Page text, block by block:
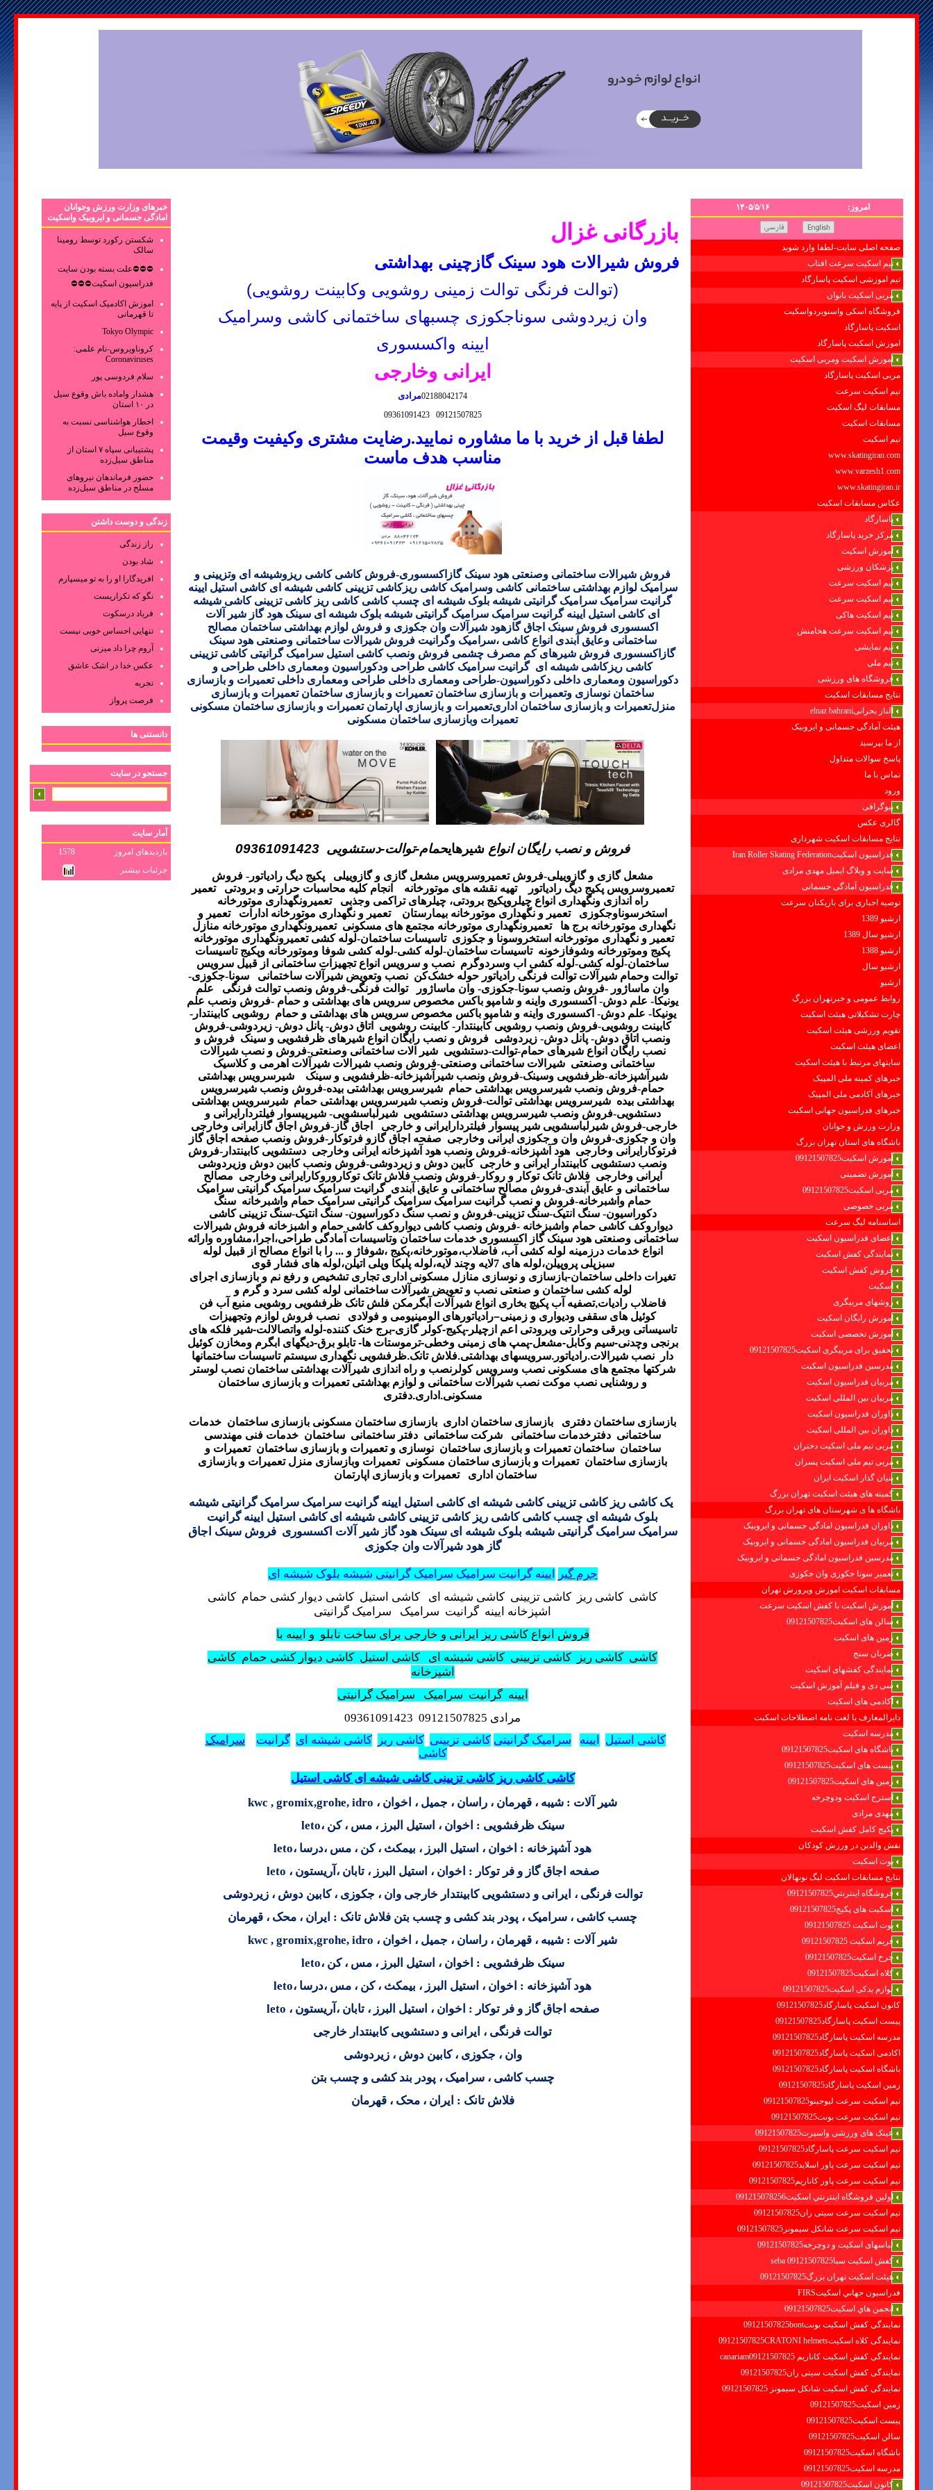
امروز: ۱۴۰۵/۵/۱۶
صفحه اصلی سایت-لطفا وارد شوید
تیم اسکیت سرعت افتاب
تیم اموزشی اسکیت پاسارگاد
مربی اسکیت بانوان
فروشگاه اسکی واسنوبردواسکیت
اسکیت پاسارگاد
اموزش اسکیت پاسارگاد
اموزش اسکیت ومربی اسکیت
مربی اسکیت پاسارگاد
تیم اسکیت سرعت
مسابقات لیگ اسکیت
مسابقات اسکیت
تیم اسکیت
www.skatingiran.com
www.varzesh1.com
www.skatingiran.ir
عکاس مسابقات اسکیت
پاسارگاد
مرکز خرید پاسارگاد
آموزش اسکیت
پزشکان ورزشی
تیم اسکیت سرعت
تیم اسکیت سرعت
تیم اسکیت هاکی
تیم اسکیت سرعت هخامنش
تیم نمایشی
تیم ملی
فروشگاه های ورزشی
نتایج مسابقات اسکیت
الناز بحرانیelnaz bahrani
هیئت آمادگی جسمانی و ایروبیک
از ما بپرسید
پاسخ سوالات متداول
تماس با ما
ورود
بیوگرافی
گالری عکس
نتایج مسابقات اسکیت شهرداری
فدراسیون اسکیتIran Roller Skating Federation
سایت و وبلاگ ایمیل مهدی مرادی
فدراسیون آمادگی جسمانی
توصیه اجباری برای بازیکنان سرعت
ارشیو 1389
ارشیو سال 1389
ارشیو 1388
ارشیو سال
ارشیو
روابط عمومی و خبرتهران بزرگ
چارت تشکیلاتی هیئت اسکیت
تقویم ورزشی هیئت اسکیت
اعضای هیئت اسکیت
سایتهای مرتبط با هیئت اسکیت
خبرهای کمیته ملی المپیک
خبرهای آکادمی ملی المپیک
خبرهای فدراسیون جهانی اسکیت
وزارت ورزش و جوانان
باشگاه های استان تهران بزرگ
آموزش اسکیت09121507825
آموزش تضمینی
مربی اسکیت09121507825
مربی خصوصی
اساسنامه لیگ سرعت
اعضای فدراسیون اسکیت
نمایندگی کفش اسکیت
فروش کفش اسکیت
اسکیت
روشهای مربیگری
اموزش رایگان اسکیت
آموزش تخصصی اسکیت
تحقیق برای مربیگری اسکیت09121507825
مدرسین فدراسیون اسکیت
مربیان فدراسیون اسکیت
مربیان بین المللی اسکیت
داوران فدراسیون اسکیت
داوران بین المللی اسکیت
مربی تیم ملی اسکیت دختران
مربی تیم ملی اسکیت پسران
بنیان گذار اسکیت ایران
کمیته های هیئت اسکیت تهران بزرگ
باشگاه ها ی شهرستان های تهران بزرگ
داوران فدراسیون امادگی جسمانی و ایروبیک
مربیان فدراسیون امادگی جسمانی و ایروبیک
مدرسین فدراسیون امادگی جسمانی و ایروبیک
تعمیر سونا جکوزی وان جکوزی
مسابقات اسکیت اموزش وپرورش تهران
آموزش اسکیت با کفش اسکیت سرعت
سالن های اسکیت09121507825
زمین های اسکیت
ضربان سنج
نمایندگی کفشهای اسکیت
سی دی و فیلم آموزش اسکیت
آکادمی های اسکیت
دایرالمعارف یا لغت نامه اصطلاحات اسکیت
مدرسه اسکیت
باشگاه های اسکیت09121507825
پیست های اسکیت09121507825
زمین های اسکیت09121507825
استرج اسکیت ودوچرخه
مهدی مرادی
پکیج کامل کفش اسکیت
نقش والدین در ورزش کودکان
بوت اسکیت
نتایج مسابقات اسکیت لیگ نونهالان
فروشگاه اينترنتي09121507825
اسکیت های پکیج09121507825
بوت اسکیت 09121507825
فریم اسکیت 09121507825
چرخ اسکیت09121507825
کلاه اسکیت09121507825
لوازم یدکی اسکیت09121507825
کانون اسکیت پاسارگاد09121507825
پیست اسکیت پاسارگاد09121507825
مدرسه اسکیت پاسارگاد09121507825
اکادمی اسکیت پاسارگاد09121507825
باشگاه اسکیت پاسارگاد09121507825
زمین اسکیت پاسارگاد09121507825
تیم اسکیت سرعت لیوجینو09121507825
تیم اسکیت سرعت بونت09121507825
عینک های ورزشی واسپرت09121507825
تیم اسکیت سرعت پاسارگاد09121507825
تیم اسکیت سرعت پاور اسلاید09121507825
تیم اسکیت سرعت پاور کاناریم09121507825
اولين فروشگاه اينترنتي اسكيت091215078256
تیم اسکیت سرعت سیتی ران09121507825
تیم اسکیت سرعت شانکل سیمونز09121507825
لباسهای اسکیت و دوچرخه09121507825
کفش اسکیت سبا09121507825 seba
هیئت اسکیت تهران بزرگ09121507825
فدراسيون جهاني اسكيتFIRS
انجمن هاي اسكيت09121507825
نمایندگی کفش اسکیت بونت09121507825bont
نمایندگی کلاه اسکیت09121507825CRATONI helmets
نمایندگی کفش اسکیت كاناريم canariam09121507825
نمایندگی کفش اسکیت سیتی ران09121507825
نمایندگی کفش اسکیت شانكل سيمونز 09121507825
زمین اسکیت09121507825
پیست اسکیت09121507825
سالن اسکیت09121507825
باشگاه اسکیت09121507825
مدرسه اسکیت09121507825
کانون اسکیت09121507825
بازرگانی غزال
فروش شیرالات هود سینک گازچینی بهداشتی
(توالت فرنگی توالت زمینی روشویی وکابینت روشویی)
وان زیردوشی سوناجکوزی چسبهای ساختمانی کاشی وسرامیک
ایینه واکسسوری
ایرانی وخارجی
02188042174مرادی
09121507825
09361091423
لطفا قبل از خرید با ما مشاوره نمایید.رضایت مشتری وکیفیت وقیمت
مناسب هدف ماست
فروش شیرالات ساختمانی وصنعتی هود سینک گازاکسسوری-فروش کاشی کاشی ریزوشیشه ای وتزیینی و
سرامیک لوازم بهداشتیساختمانی کاشی وسرامیک کاشی ریزکاشی تزیینی کاشی شیشه ای کاشی استیل ایینه
گرانیت سرامیک سرامیک گرانیتی شیشه بلوک شیشه ای چسب کاشی کاشی ریز کاشی تزیینی کاشی شیشه
ای کاشی استیل ایینه گرانیت سرامیک سرامیک گرانیتی شیشه بلوک شیشه ای سینک هود گاز شیر آلات
اکسسوری فروش سینک اجاق گازهود شیرآلات وان جکوزی و فروش لوازم بهداشتی ساختمان مصالح
ساختمانی وعایق آبندی انواع کاشی ،سرامیک وگرانیت فروش شیرالات ساختمانی وصنعتی هود سینک
گازاکسسوری فروش شیرهای کم مصرف چشمی فروش ونصبکاشی استیل سرامیک گرانیتی کاشی تزیینی
کاشی ریزکاشی شیشه ای گرانیت سرامیککاشی طراحی ودکوراسیون ومعماری داخلی طراحی و
دکوراسیون ومعماری داخلی دکوراسیون-طراحی ومعماری داخلی طراحی ومعماری داخلی تعمیرات و بازسازی
ساختمان نوسازی وتعمیرات و بازسازی ساختمان تعمیرات و بازسازی ساختمان تعمیرات و بازسازی
منزلتعمیرات و بازسازی ساختمان اداریتعمیرات و بازسازی اپارتمان تعمیرات و بازسازی ساختمان مسکونی
تعمیرات وبازسازی ساختمان مسکونی
فروش و نصب رایگان انواع شیرهایحمام-توالت-دستشویی 09361091423
مشعل گازی و گازوییلی-فروش تعمیروسرویس مشعل گازی و گازوییلی
پکیج دیگ رادیاتور- فروش
تعمیروسرویس پکیج دیگ رادیاتور
تهیه نقشه های موتورخانه انجام کلیه محاسبات حرارتی و برودتی
تعمیر
راه اندازی ونگهداری انواع چیلروپکیج برودتی، چیلرهای تراکمی وجذبی
تعمیرونگهداری موتورخانه
استخرسوناوجکوزی
تعمیر و نگهداری موتورخانه بیمارستان تعمیر و نگهداری موتورخانه ادارات
تعمیر و
نگهداری موتورخانه برج ها
تعمیرونگهداری موتورخانه مجتمع های مسکونی تعمیرونگهداری موتورخانه منازل
تعمیر و نگهداری موتورخانه استخروسونا و جکوزی تاسیسات ساختمان-لوله کشی تعمیرونگهداری موتورخانه
پکیج وموتورخانه وشوفازخونه تاسیسات ساختمان-لوله کشی-لوله کشی شوفا وموتورخانه وپکیج تاسیسات
ساختمان-لوله کشی-لوله کشی اب وسردوگرم نصب و سرویس انواع تجهیزات ساختمانی از قبیل سرویس
توالت وحمام شیرآلات توالت فرنگی رادیاتور حوله خشککن نصب وتعویض شیرآلات ساختمانی
سونا-جکوزی-
وان ماساژور -فروش ونصب سونا-جکوزی- وان ماساژور
توالت فرنگی-فروش ونصب توالت فرنگی
علم
یونیکا- علم دوش- اکسسوری واینه و شامپو باکس مخصوص سرویس های بهداشتی و حمام -فروش ونصب علم
یونیکا- علم دوش- اکسسوری واینه و شامپو باکس مخصوص سرویس های بهداشتی و حمام روشویی کابینتدار-
کابینت روشویی-فروش ونصب روشویی کابینتدار- کابینت روشویی
اتاق دوش- پانل دوش- زیردوشی-فروش
ونصب اتاق دوش- پانل دوش- زیردوشی فروش و نصب رایگان انواع شیرهای ظرفشویی و سینک فروش و
نصب رایگان انواع شیرهای حمام-توالت-دستشویی شیر الات ساختمانی وصنعتی-فروش و نصب شیرالات
ساختمانی وصنعتی شیرالات ساختمانی وصنعتی-فروش ونصب شیرالات شیرآلات اهرمی و کلاسیک
شیرآشپزخانه-ظرفشویی وسینک-فروش ونصب شیرآشپزخانه-ظرفشویی و سینک
شیرسرویس بهداشتی
حمام-فروش ونصب شیرسرویس بهداشتی حمام شیرسرویس بهداشتی بیده-فروش ونصب شیرسرویس
بهداشتی بیده شیرسرویس بهداشتی توالت-فروش ونصب شیرسرویس بهداشتی حمام شیرسرویس بهداشتی
دستشویی-فروش ونصب شیرسرویس بهداشتی دستشویی شیرلباسشویی- شیرپیسوار فیلتردارایرانی و
خارجی-فروش شیرلباسشویی شیر پیسوار فیلتردارایرانی و خارجی
اجاق گاز-فروش اجاق گازایرانی وخارجی
وان و جکوزی-فروش وان و جکوزی ایرانی وخارجی صفحه اجاق گازو فرتوکار-فروش ونصب صفحه اجاق گاز
فرتوکارایرانی وخارجی هود آشپزخانه-فروش ونصب هود آشپزخانه ایرانی وخارجی دستشویی کابینتدار-فروش
ونصب دستشویی کابینتدار ایرانی و خارجی کابین دوش و زیردوشی-فروش ونصب کابین دوش وزیردوشی
ایرانی وخارجی فلاش تانک توکار و روکار-فروش ونصب فلاش تانک توکاروروکارایرانی وخارجی مصالح
ساختمانی و عایق آبندی-فروش مصالح ساختمانی و عایق آبندی گرانیت سرامیک سرامیک گرانیتی سرامیک
حمام واشبرخانه-فروش و نصب گرانیت سرامیک سرامیک گرانیتی سرامیک حمام واشبرخانه سنگ
دکوراسیون- سنگ انتیک-سنگ تزیینی-فروش و نصب سنگ دکوراسیون- سنگ انتیک-سنگ تزیینی کاشی
دیواروکف کاشی حمام واشبزخانه -فروش ونصب کاشی دیواروکف کاشی حمام و اشبزخانه فروششیرالات
ساختمانی وصنعتی هود سینک گاز اکسسوری خدمات ساختمان وتاسیسات آمادگی طراحی،اجرا،مشاوره وارائه
انواع خدمات درزمینه لوله کشی آب، فاضلاب،موتورخانه،پکیج ،شوفاژ و ... را با انواع مصالح از قبیل لوله
سبزپلی پروپیلن،لوله های 7لایه وچند لایه،لوله پلیکا وپلی اتیلن،لوله های فشار قوی
تغیرات داخلی ساختمان-بازسازی و نوسازی منازل مسکونی اداری تجاری تشخیص و رفع نم و بازسازی اجرای
لوله کشی ساختمان و صنعتی نصب و تعويض شيرآلات ساختمانی لوله کشی سرد و گرم و
فاضلاب رادیات,تصفیه آب پکیچ بخاری انواع شیرآلات آبگرمکن فلش تانک ظرفشویی روشویی منبع آب فن
کوئیل های سقفی ودیواری و زمینی–رادیاتورهای الومینیومی و فولادی
نصب فروش لوازم وتجهیزات
تاسیساتی وبرقی وحرارتی وبرودتی اعم ازچیلر-پکیج-کولر گازی-برج خنک کننده-لوله واتصالالت-شیر فلکه های
برنجی وچدنی-سیم وکابل-مشعل-پمپ های زمینی وخطی-ترموستات ها- تابلو برق-دیگهای ابگرم ومخازن کوئیل
دار
نصب شیرالات.رادیاتور.سرویسهای بهداشتی.فلاش تانک.ظرفشویی نگهداری سیستم تاسیسات ساختمانها
شرکتها مجتمع های مسکونی نصب وسرویس کولرنصب و راه اندازی شیرآلات بهداشتی ساختمان نصب لوستر
و روشنایی نصب موکت نصب شیرآلات ساختمانی و لوازم بهداشتیتعمیرات و بازسازی ساختمان
مسکونی.اداری.دفتری
بازسازی ساختمان دفتری بازسازی ساختمان اداری بازسازی ساختمان مسکونی بازسازی ساختمان خدمات
ساختمانی دفترخدمات ساختمانی شرکت ساختمانی دفتر ساختمانی ساختمان خدمات فنی مهندسی
ساختمان ساختمان تعمیرات و بازسازی ساختمان نوسازی و تعمیرات و بازسازی ساختمان تعمیرات و
بازسازی ساختمان تعمیرات و بازسازی ساختمان مسکونی تعمیرات وبازسازی منزل تعمیرات و بازسازی
ساختمان اداری
تعمیرات و بازسازی اپارتمان
یک کاشی ریز کاشی تزیینی کاشی شیشه ای کاشی استیل ایینه گرانیت سرامیک سرامیک گرانیتی شیشه
بلوک شیشه ای چسب کاشی کاشی ریز کاشی تزیینی کاشی شیشه ای کاشی استیل ایینه گرانیت
سرامیک سرامیک گرانیتی شیشه بلوک شیشه ای سینک هود گاز شیر آلات اکسسوری فروش سینک اجاق
گاز هود شیرآلات وان جکوزی
جرم گیر
ایینه گرانیت سرامیک سرامیک گرانیتی شیشه بلوک شیشه ای
کاشی کاشی ریز کاشی تزیینی کاشی شیشه ای کاشی استیل کاشی دیوار کشی حمام کاشی
اشپزخانه ایینه گرانیت سرامیک سرامیک گرانیتی
فروش انواع کاشی ریز ایرانی و خارجی برای ساخت تابلو و ایینه با
کاشی کاشی ریز کاشی تزیینی کاشی شیشه ای کاشی استیل کاشی دیوار کشی حمام کاشی
اشپزخانه
ایینه گرانیت سرامیک
سرامیک گرانیتی
مرادی 09121507825
09361091423
کاشی استیل
ایینه سرامیک گرانیتی کاشی تزیینی کاشی ریز کاشی شیشه ای گرانیت
سرامیک
کاشی
کاشی کاشی ریز کاشی تزیینی کاشی شیشه ای کاشی استیل
شیر آلات : شیبه ، قهرمان ، راسان ، جمیل ، اخوان ، kwc , gromix,grohe, idro
سینک ظرفشویی : اخوان ، استیل البرز ، مس ، کن ،leto
هود آشپزخانه : اخوان ، استیل البرز ، بیمکث ، کن ، مس ،درسا ،leto
صفحه اجاق گاز و فر توکار : اخوان ، استیل البرز ، تابان ،آریستون ، leto
توالت فرنگی ، ایرانی و دستشویی کابینتدار خارجی وان ، جکوزی ، کابین دوش ، زیردوشی
چسب کاشی ، سرامیک ، پودر بند کشی و چسب بتن فلاش تانک : ایران ، محک ، قهرمان
شیر آلات : شیبه ، قهرمان ، راسان ، جمیل ، اخوان ، kwc , gromix,grohe, idro
سینک ظرفشویی : اخوان ، استیل البرز ، مس ، کن ،leto
هود آشپزخانه : اخوان ، استیل البرز ، بیمکث ، کن ، مس ،درسا ،leto
صفحه اجاق گاز و فر توکار : اخوان ، استیل البرز ، تابان ،آریستون ، leto
توالت فرنگی ، ایرانی و دستشویی کابینتدار خارجی
وان ، جکوزی ، کابین دوش ، زیردوشی
چسب کاشی ، سرامیک ، پودر بند کشی و چسب بتن
فلاش تانک : ایران ، محک ، قهرمان
خبرهای وزارت ورزش وجوانان
امادگی جسمانی و ایروبیک واسکیت
شکستن رکورد توسط رومینا
سالک
⛔⛔⛔علت بسته بودن سایت
فدراسیون اسکیت⛔⛔⛔
اموزش اکادمیک اسکیت از پایه
تا قهرمانی
Tokyo Olympic
کروناویروس‌-نام علمی:
Coronaviruses
سلام فردوسی پور
هشدار واماده باش وقوع سیل
در ۱۰ استان
اخطار هواشناسی نسبت به
وقوع سیل
پشتیبانی سپاه ۷ استان از
مناطق سیل‌زده
حضور فرماندهان نیروهای
مسلح در مناطق سیل‌زده
زندگی و دوست داشتن
راز زندگی
شاد بودن
افریدگارا او را به تو میسپارم
نگو که تکراریست
فریاد درسکوت
تنهایی احساس خوبی نیست
آروم چرا داد میزنی
عکس‌ خدا در اشک‌ عاشق‌
تجربه
فرصت پرواز
دانستنی ها
جستجو در سایت
آمار سایت
بازدیدهای امروز
1578
جزئیات بیشتر